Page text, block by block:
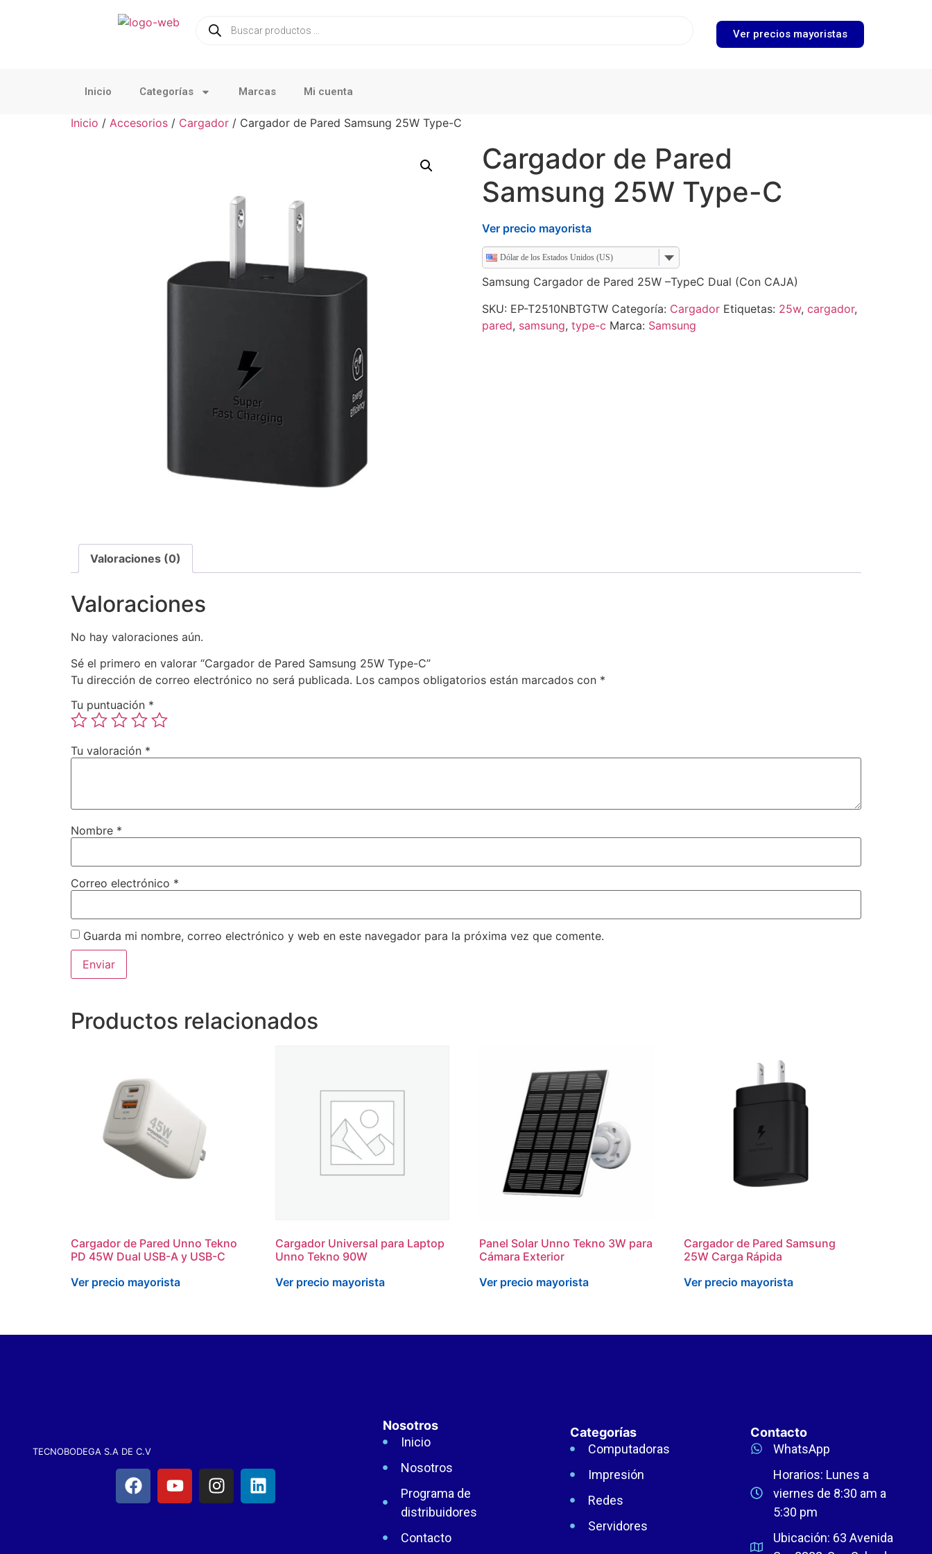
Ver precios mayoristas
Inicio Categorías Marcas Mi cuenta
Inicio / Accesorios / Cargador / Cargador de Pared Samsung 25W Type-C
Cargador de Pared
Samsung 25W Type-C
Ver precio mayorista
Dólar de los Estados Unidos (US)
Samsung Cargador de Pared 25W –TypeC Dual (Con CAJA)
SKU: EP-T2510NBTGTW Categoría: Cargador Etiquetas: 25w, cargador,
pared, samsung, type-c Marca: Samsung
Valoraciones (0)
Valoraciones
No hay valoraciones aún.
Sé el primero en valorar “Cargador de Pared Samsung 25W Type-C”
Tu dirección de correo electrónico no será publicada. Los campos obligatorios están marcados con *
Tu puntuación *
Tu valoración *
Nombre *
Correo electrónico *
Guarda mi nombre, correo electrónico y web en este navegador para la próxima vez que comente.
Productos relacionados
Cargador de Pared Unno Tekno
PD 45W Dual USB-A y USB-C
Ver precio mayorista
Cargador Universal para Laptop
Unno Tekno 90W
Ver precio mayorista
Panel Solar Unno Tekno 3W para
Cámara Exterior
Ver precio mayorista
Cargador de Pared Samsung
25W Carga Rápida
Ver precio mayorista
TECNOBODEGA S.A DE C.V
Nosotros
Inicio
Nosotros
Programa de
distribuidores
Contacto
Categorías
Computadoras
Impresión
Redes
Servidores
Contacto
WhatsApp
Horarios: Lunes a
viernes de 8:30 am a
5:30 pm
Ubicación: 63 Avenida